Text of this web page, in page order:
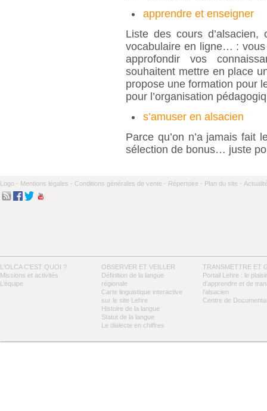
apprendre et enseigner
Liste des cours d’alsacien,
vocabulaire en ligne… : vous
approfondir vos
souhaitent mettre en place
propose une formation pour
pour l’organisation
s’amuser en alsacien
Parce qu’on n’a jamais fait
sélection de bonus… juste
Logo - Mentions légales - Conditions générales de vente - Répertoire - Plan du site -
L'OLCA C'EST QUOI ?
Missions et activités
L’équipe
OBSERVER ET VEILLER
Définition de la langue
régionale
Carte linguistique interactive
sur le site Lehre
Histoire de la langue
Statut de la langue
Le dialecte en chiffres
TRANSMETTRE ET
Portail Lehre : le plaisir
d’apprendre et de
l’alsacien
Centre de